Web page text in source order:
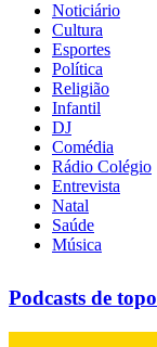
Noticiário
Cultura
Esportes
Política
Religião
Infantil
DJ
Comédia
Rádio Colégio
Entrevista
Natal
Saúde
Música
Podcasts de topo